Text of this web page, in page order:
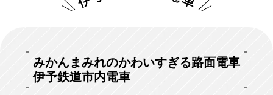
みかんまみれのかわいすぎる路面電車
伊予鉄道市内電車